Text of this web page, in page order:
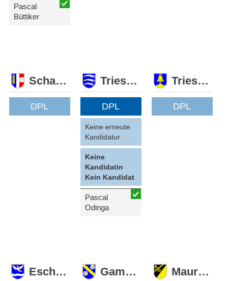
Pascal
Büttiker
Schaan
DPL
Triesen
DPL
Keine erneute
Kandidatur
Keine
Kandidatin
Kein Kandidat
Pascal
Odinga
Triesenberg
DPL
Eschen Gamprin Mauren